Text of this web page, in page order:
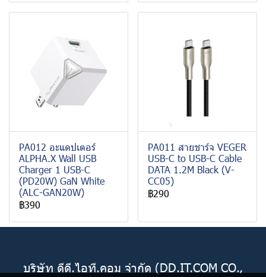
PA012 อะแดปเตอร์
ALPHA.X Wall USB
Charger 1 USB-C
(PD20W) GaN White
(ALC-GAN20W)
฿390
PA011 สายชาร์จ VEGER
USB-C to USB-C Cable
DATA 1.2M Black (V-
CC05)
฿290
บริษัท ดีดี.ไอที.คอม จำกัด (DD.IT.COM CO.,